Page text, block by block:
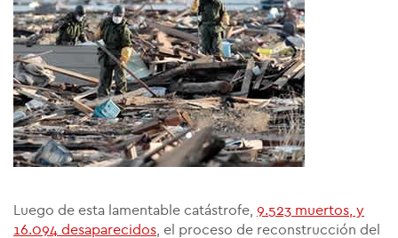
Luego de esta lamentable catástrofe, 9.523 muertos, y
16.094 desaparecidos , el proceso de reconstrucción del